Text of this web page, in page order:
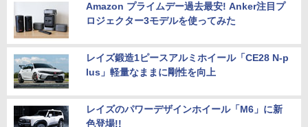
Amazon プライムデー過去最安! Anker注目プ
ロジェクター3モデルを使ってみた
レイズ鍛造1ピースアルミホイール「CE28 N-p
lus」軽量なままに剛性を向上
レイズのパワーデザインホイール「M6」に新
色登場!!